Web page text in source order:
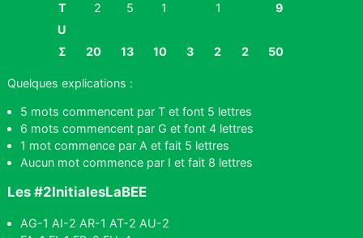
T
2 5 1 1
9
U
Σ
20 13 10 3 2 2 50
Quelques explications :
5 mots commencent par T et font 5 lettres
6 mots commencent par G et font 4 lettres
1 mot commence par A et fait 5 lettres
Aucun mot commence par I et fait 8 lettres
Les #2InitialesLaBEE
AG-1 AI-2 AR-1 AT-2 AU-2